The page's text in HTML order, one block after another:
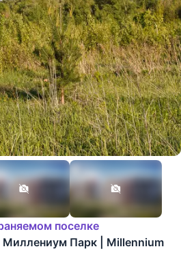
поселке
Миллениум Парк | Millennium